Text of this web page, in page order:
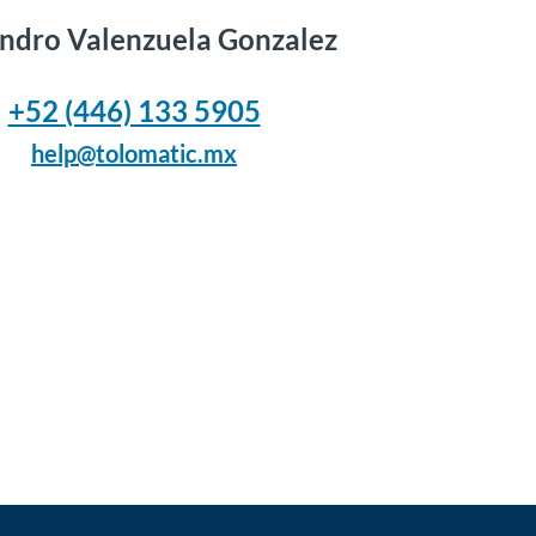
Valenzuela Gonzalez
+52 (446) 133 5905
help@tolomatic.mx